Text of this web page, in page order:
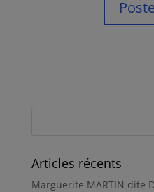
Articles récents
Marguerite MARTIN dite